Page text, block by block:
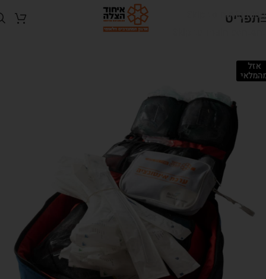
Skip to navigation
תפריט
אזל